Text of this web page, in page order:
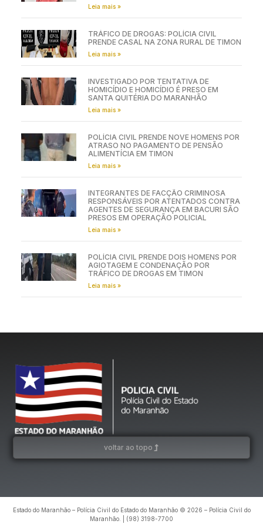
Leia mais »
TRÁFICO DE DROGAS: POLÍCIA CIVIL
PRENDE CASAL NA ZONA RURAL DE TIMON
Leia mais »
INVESTIGADO POR TENTATIVA DE
HOMICÍDIO E HOMICÍDIO É PRESO EM
SANTA QUITÉRIA DO MARANHÃO
Leia mais »
POLÍCIA CIVIL PRENDE NOVE HOMENS POR
ATRASO NO PAGAMENTO DE PENSÃO
ALIMENTÍCIA EM TIMON
Leia mais »
INTEGRANTES DE FACÇÃO CRIMINOSA
RESPONSÁVEIS POR ATENTADOS CONTRA
AGENTES DE SEGURANÇA EM BACURI SÃO
PRESOS EM OPERAÇÃO POLICIAL
Leia mais »
POLÍCIA CIVIL PRENDE DOIS HOMENS POR
AGIOTAGEM E CONDENAÇÃO POR
TRÁFICO DE DROGAS EM TIMON
Leia mais »
voltar ao topo
Estado do Maranhão – Polícia Civil do Estado do Maranhão © 2026 – Polícia Civil do
Maranhão. | (98) 3198-7700